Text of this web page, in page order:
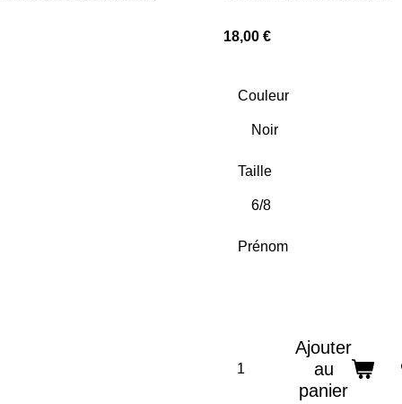
18,00 €
Couleur
Taille
Prénom
Ajouter
au
panier